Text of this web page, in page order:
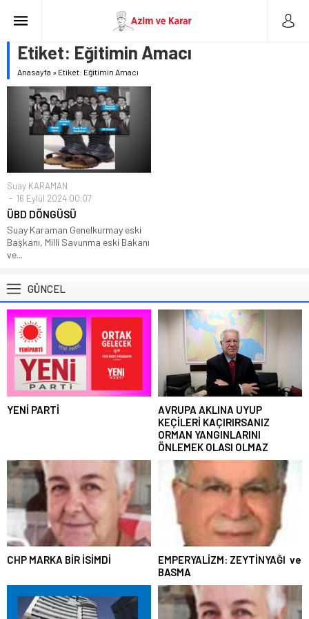
Etiket: Eğitimin Amacı
Anasayfa » Etiket: Eğitimin Amacı
Suay KARAMAN
16 Eylül 2024 00:07
ÜBD DÖNGÜSÜ
Suay Karaman Genelkurmay eski
Başkanı, Milli Savunma eski Bakanı
ve...
GÜNCEL
YENİ PARTİ
AVRUPA AKLINA UYUP
KEÇİLERİ KAÇIRIRSANIZ
ORMAN YANGINLARINI
ÖNLEMEK OLASI OLMAZ
CHP MARKA BİR İSİMDİ
EMPERYALİZM: ZEYTİNYAĞI ve
BASMA